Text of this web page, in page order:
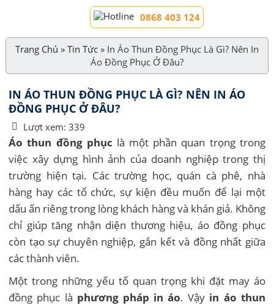
0868 403 124
Trang Chủ » Tin Tức» In Áo Thun Đồng Phục Là Gì? Nên In
Áo Đồng Phục Ở Đâu?
IN ÁO THUN ĐỒNG PHỤC LÀ GÌ? NÊN IN ÁO
ĐỒNG PHỤC Ở ĐÂU?
Lượt xem: 339
Áo thun đồng phục là một phần quan trọng trong
việc xây dựng hình ảnh của doanh nghiệp trong thị
trường hiện tại. Các trường học, quán cà phê, nhà
hàng hay các tổ chức, sự kiện đều muốn để lại một
dấu ấn riêng trong lòng khách hàng và khán giả. Không
chỉ giúp tăng nhận diện thương hiệu, áo đồng phục
còn tạo sự chuyên nghiệp, gắn kết và đồng nhất giữa
các thành viên.
Một trong những yếu tố quan trọng khi đặt may áo
đồng phục là phương pháp in áo. Vậy in áo thun